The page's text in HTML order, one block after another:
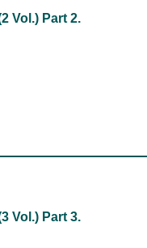
Vol.) Part 2.
Vol.) Part 3.